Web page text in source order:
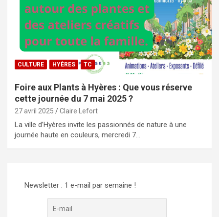
CULTURE HYÈRES TC
Foire aux Plants à Hyères : Que vous réserve
cette journée du 7 mai 2025 ?
27 avril 2025 Claire Lefort
La ville d’Hyères invite les passionnés de nature à une
journée haute en couleurs, mercredi 7…
Newsletter : 1 e-mail par semaine !